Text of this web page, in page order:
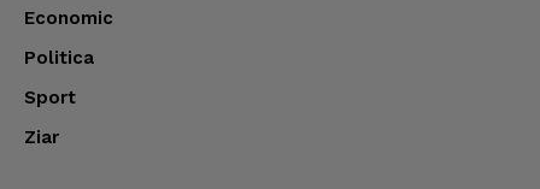
Economic
Politica
Sport
Ziar